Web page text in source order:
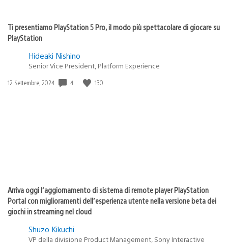
Ti presentiamo PlayStation 5 Pro, il modo più spettacolare di giocare su
PlayStation
Hideaki Nishino
Senior Vice President, Platform Experience
Data
12 Settembre, 2024 4 130
Arriva oggi l’aggiornamento di sistema di remote player PlayStation
Portal con miglioramenti dell’esperienza utente nella versione beta dei
giochi in streaming nel cloud
Shuzo Kikuchi
VP della divisione Product Management, Sony Interactive